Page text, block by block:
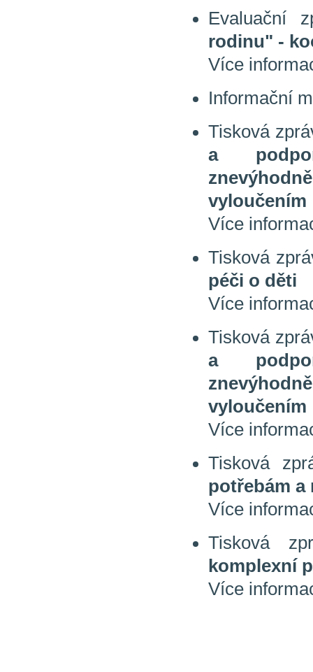
Evaluační
rodinu" -
Více
Informační
Tisková
a
vyloučením
Více
Tisková
péči o děti
Více
Tisková
a
vyloučením
Více
Tisková
potřebám a
Více
Tisková
komplexní
Více